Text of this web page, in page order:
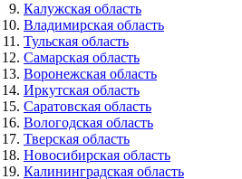
Калужская область
Владимирская область
Тульская область
Самарская область
Воронежская область
Иркутская область
Саратовская область
Вологодская область
Тверская область
Новосибирская область
Калининградская область